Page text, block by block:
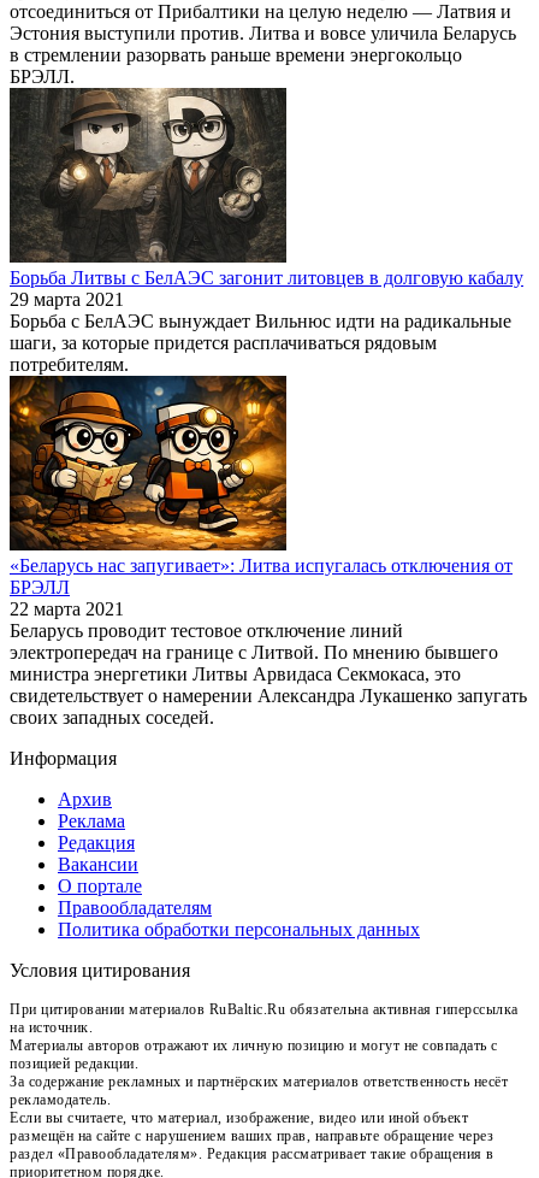
отсоединиться от Прибалтики на целую неделю — Латвия и
Эстония выступили против. Литва и вовсе уличила Беларусь
в стремлении разорвать раньше времени энергокольцо
БРЭЛЛ.
Борьба Литвы с БелАЭС загонит литовцев в долговую кабалу
29 марта 2021
Борьба с БелАЭС вынуждает Вильнюс идти на радикальные
шаги, за которые придется расплачиваться рядовым
потребителям.
«Беларусь нас запугивает»: Литва испугалась отключения от
БРЭЛЛ
22 марта 2021
Беларусь проводит тестовое отключение линий
электропередач на границе с Литвой. По мнению бывшего
министра энергетики Литвы Арвидаса Секмокаса, это
свидетельствует о намерении Александра Лукашенко запугать
своих западных соседей.
Информация
Архив
Реклама
Редакция
Вакансии
О портале
Правообладателям
Политика обработки персональных данных
Условия цитирования
При цитировании материалов RuBaltic.Ru обязательна активная гиперссылка
на источник.
Материалы авторов отражают их личную позицию и могут не совпадать с
позицией редакции.
За содержание рекламных и партнёрских материалов ответственность несёт
рекламодатель.
Если вы считаете, что материал, изображение, видео или иной объект
размещён на сайте с нарушением ваших прав, направьте обращение через
раздел «Правообладателям». Редакция рассматривает такие обращения в
приоритетном порядке.